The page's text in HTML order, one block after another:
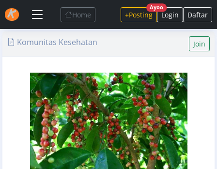
Home +Posting
Ayoo
Login Daftar
Komunitas Kesehatan Join